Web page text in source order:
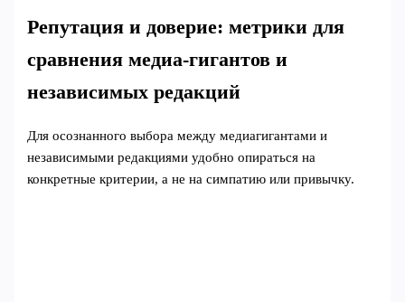
Репутация и доверие: метрики для
сравнения медиа-гигантов и
независимых редакций
Для осознанного выбора между медиагигантами и
независимыми редакциями удобно опираться на
конкретные критерии, а не на симпатию или привычку.